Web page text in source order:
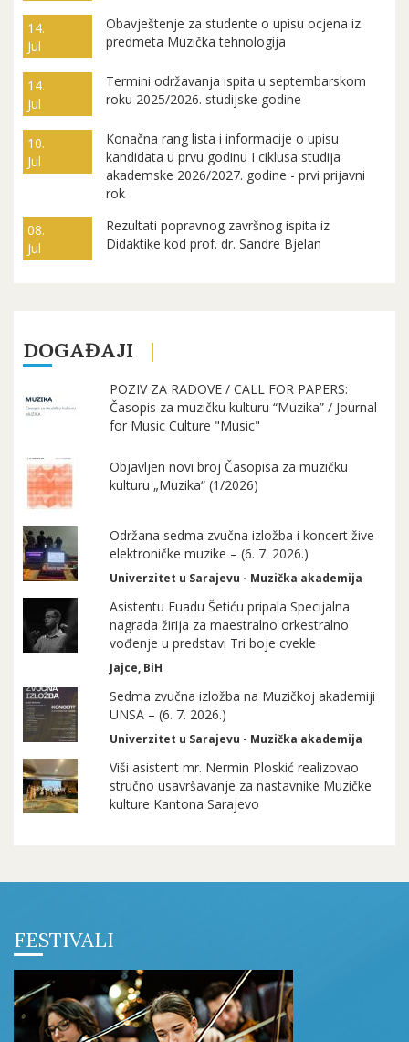
14.
Jul
Obavještenje za studente o upisu ocjena iz
predmeta Muzička tehnologija
14.
Jul
Termini održavanja ispita u septembarskom
roku 2025/2026. studijske godine
10.
Jul
Konačna rang lista i informacije o upisu
kandidata u prvu godinu I ciklusa studija
akademske 2026/2027. godine - prvi prijavni
rok
08.
Jul
Rezultati popravnog završnog ispita iz
Didaktike kod prof. dr. Sandre Bjelan
DOGAĐAJI
POZIV ZA RADOVE / CALL FOR PAPERS:
Časopis za muzičku kulturu “Muzika” / Journal
for Music Culture "Music"
Objavljen novi broj Časopisa za muzičku
kulturu „Muzika“ (1/2026)
Održana sedma zvučna izložba i koncert žive
elektroničke muzike – (6. 7. 2026.)
Univerzitet u Sarajevu - Muzička akademija
Asistentu Fuadu Šetiću pripala Specijalna
nagrada žirija za maestralno orkestralno
vođenje u predstavi Tri boje cvekle
Jajce, BiH
Sedma zvučna izložba na Muzičkoj akademiji
UNSA – (6. 7. 2026.)
Univerzitet u Sarajevu - Muzička akademija
Viši asistent mr. Nermin Ploskić realizovao
stručno usavršavanje za nastavnike Muzičke
kulture Kantona Sarajevo
FESTIVALI